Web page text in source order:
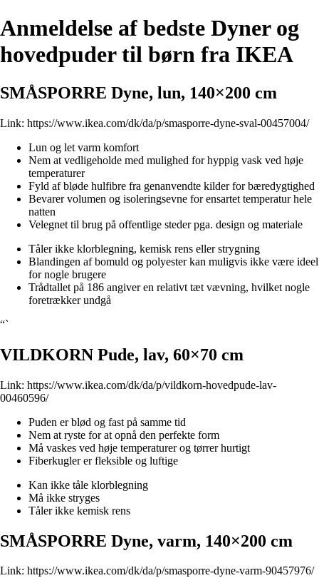
Anmeldelse af bedste Dyner og
hovedpuder til børn fra IKEA
SMÅSPORRE Dyne, lun, 140×200 cm
Link: https://www.ikea.com/dk/da/p/smasporre-dyne-sval-00457004/
Lun og let varm komfort
Nem at vedligeholde med mulighed for hyppig vask ved høje
temperaturer
Fyld af bløde hulfibre fra genanvendte kilder for bæredygtighed
Bevarer volumen og isoleringsevne for ensartet temperatur hele
natten
Velegnet til brug på offentlige steder pga. design og materiale
Tåler ikke klorblegning, kemisk rens eller strygning
Blandingen af bomuld og polyester kan muligvis ikke være ideel
for nogle brugere
Trådtallet på 186 angiver en relativt tæt vævning, hvilket nogle
foretrækker undgå
“`
VILDKORN Pude, lav, 60×70 cm
Link: https://www.ikea.com/dk/da/p/vildkorn-hovedpude-lav-
00460596/
Puden er blød og fast på samme tid
Nem at ryste for at opnå den perfekte form
Må vaskes ved høje temperaturer og tørrer hurtigt
Fiberkugler er fleksible og luftige
Kan ikke tåle klorblegning
Må ikke stryges
Tåler ikke kemisk rens
SMÅSPORRE Dyne, varm, 140×200 cm
Link: https://www.ikea.com/dk/da/p/smasporre-dyne-varm-90457976/